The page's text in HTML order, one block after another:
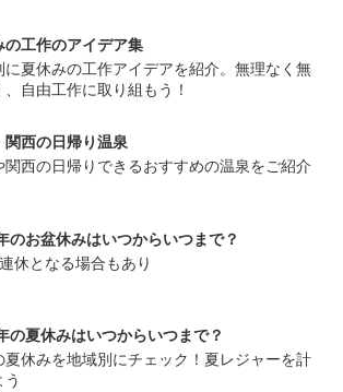
の工作のアイデア集
に夏休みの工作アイデアを紹介。無理なく無
自由工作に取り組もう！
関西の日帰り温泉
関西の日帰りできるおすすめの温泉をご紹介
のお盆休みはいつからいつまで？
休となる場合もあり
の夏休みはいつからいつまで？
夏休みを地域別にチェック！夏レジャーを計